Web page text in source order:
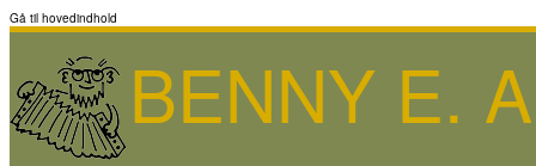
Gå til hovedindhold
BENNY E.